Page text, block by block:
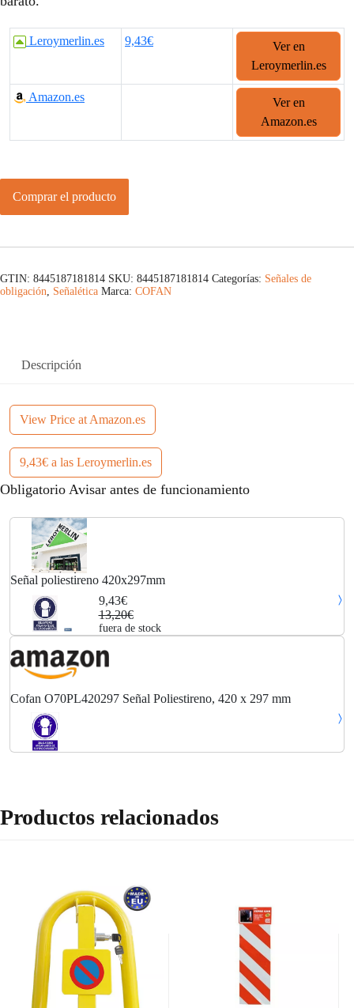
Leroymerlin.es 9,43€
Ver en
Leroymerlin.es
Amazon.es
Ver en
Amazon.es
Comprar el producto
GTIN: 8445187181814 SKU: 8445187181814 Categorías: Señales de
obligación, Señalética Marca: COFAN
Descripción
View Price at Amazon.es
9,43€ a las Leroymerlin.es
Obligatorio Avisar antes de funcionamiento
Señal poliestireno 420x297mm
9,43€
13,20€
fuera de stock
Cofan O70PL420297 Señal Poliestireno, 420 x 297 mm
Productos relacionados